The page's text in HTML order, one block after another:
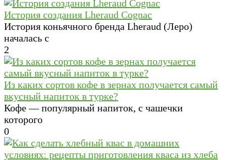
История создания Lheraud Cognac
История коньячного бренда Lheraud (Леро)
началась с
2
Из каких сортов кофе в зернах получается самый
вкусный напиток в турке?
Кофе — популярный напиток, с чашечки
которого
0